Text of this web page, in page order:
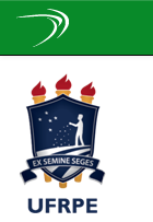
navigation